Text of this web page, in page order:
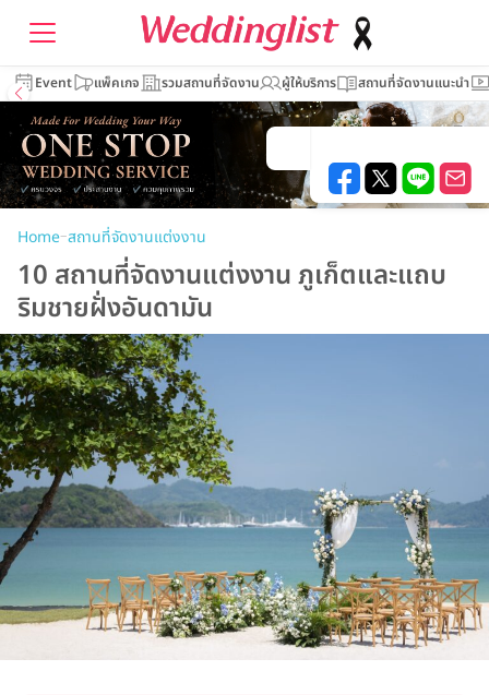
Event แพ็คเกจ รวมสถานที่จัดงาน ผู้ให้บริการ สถานที่จัดงานแนะนำ
Home–สถานที่จัดงานแต่งงาน
10 สถานที่จัดงานแต่งงาน ภูเก็ตและแถบ
ริมชายฝั่งอันดามัน